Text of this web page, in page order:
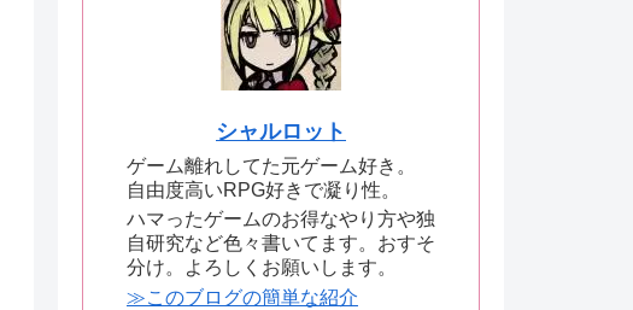
シャルロット
ゲーム離れしてた元ゲーム好き。
自由度高いRPG好きで凝り性。
ハマったゲームのお得なやり方や独
自研究など色々書いてます。おすそ
分け。よろしくお願いします。
≫このブログの簡単な紹介